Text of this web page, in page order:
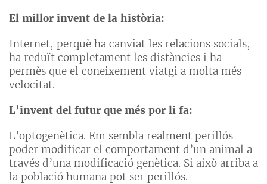
El millor invent de la història:
Internet, perquè ha canviat les relacions socials,
ha reduït completament les distàncies i ha
permès que el coneixement viatgi a molta més
velocitat.
L’invent del futur que més por li fa:
L’optogenètica. Em sembla realment perillós
poder modificar el comportament d’un animal a
través d’una modificació genètica. Si això arriba a
la població humana pot ser perillós.